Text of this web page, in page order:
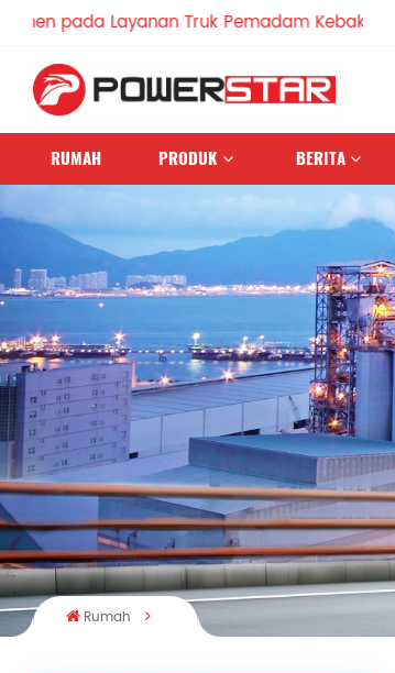
Layanan Truk Pemadam Kebakaran Sejak
RUMAH PRODUK BERITA
Rumah